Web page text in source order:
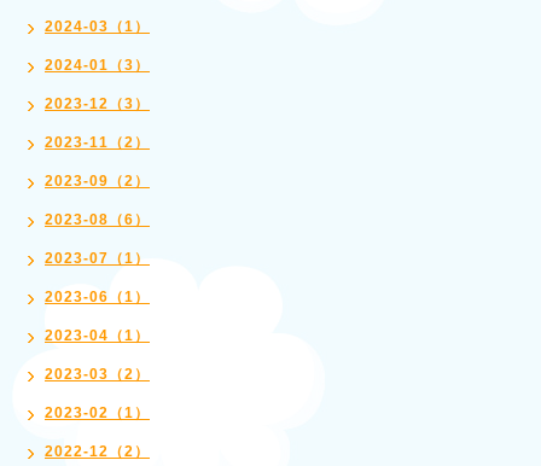
2024-03（1）
2024-01（3）
2023-12（3）
2023-11（2）
2023-09（2）
2023-08（6）
2023-07（1）
2023-06（1）
2023-04（1）
2023-03（2）
2023-02（1）
2022-12（2）